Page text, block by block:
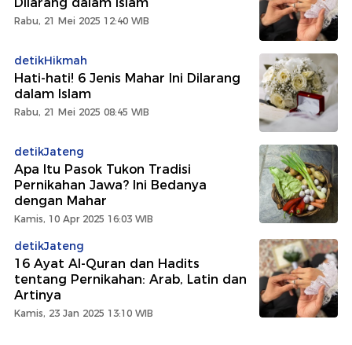
Rabu, 21 Mei 2025 12:40 WIB
detikHikmah
Hati-hati! 6 Jenis Mahar Ini Dilarang
dalam Islam
Rabu, 21 Mei 2025 08:45 WIB
detikJateng
Apa Itu Pasok Tukon Tradisi
Pernikahan Jawa? Ini Bedanya
dengan Mahar
Kamis, 10 Apr 2025 16:03 WIB
detikJateng
16 Ayat Al-Quran dan Hadits
tentang Pernikahan: Arab, Latin dan
Artinya
Kamis, 23 Jan 2025 13:10 WIB